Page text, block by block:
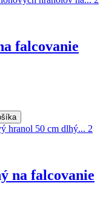
falcovanie
na falcovanie